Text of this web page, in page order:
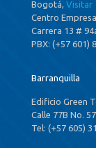
Bogotá, Visitar
Centro
Carrera 13 #
PBX: (+57 601)
Barranquilla
Edificio Green
Calle 77B No.
Tel: (+57 605)